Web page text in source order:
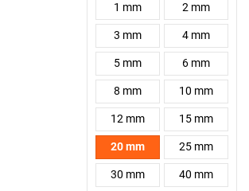
1 mm 2 mm
3 mm 4 mm
5 mm 6 mm
8 mm 10 mm
12 mm 15 mm
20 mm 25 mm
30 mm 40 mm